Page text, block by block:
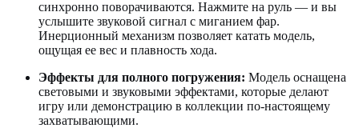
синхронно поворачиваются. Нажмите на руль — и вы
услышите звуковой сигнал с миганием фар.
Инерционный механизм позволяет катать модель,
ощущая ее вес и плавность хода.
Эффекты для полного погружения: Модель оснащена
световыми и звуковыми эффектами, которые делают
игру или демонстрацию в коллекции по-настоящему
захватывающими.